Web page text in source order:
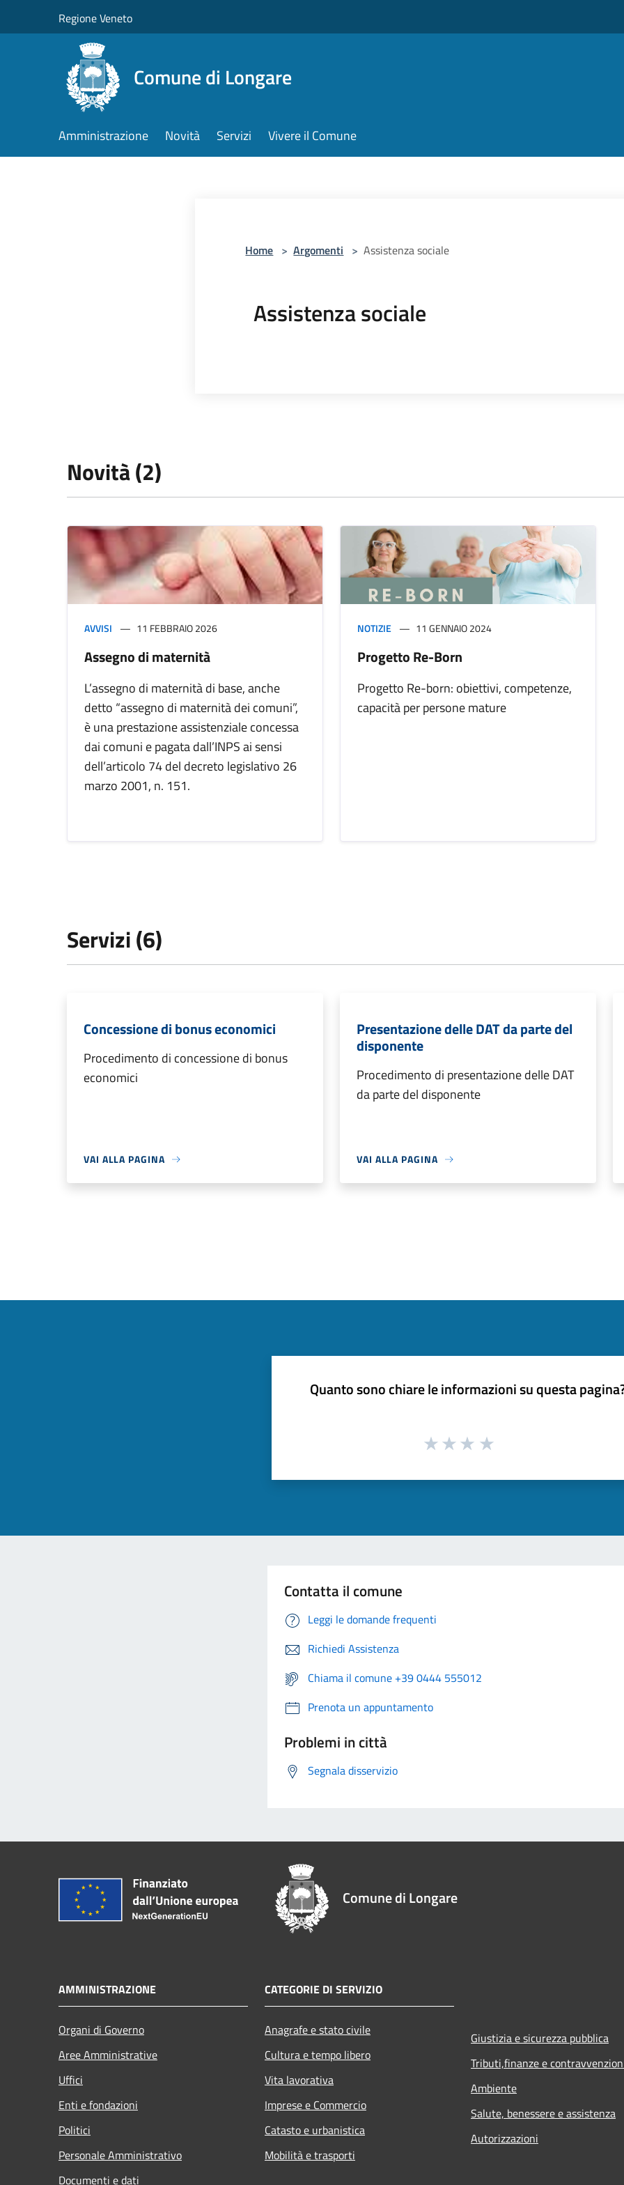
Regione Veneto
Comune di Longare
Amministrazione Novità Servizi Vivere il Comune
Home > Argomenti > Assistenza sociale
Assistenza sociale
Novità (2)
AVVISI 11 FEBBRAIO 2026
Assegno di maternità
L’assegno di maternità di base, anche
detto “assegno di maternità dei comuni”,
è una prestazione assistenziale concessa
dai comuni e pagata dall’INPS ai sensi
dell’articolo 74 del decreto legislativo 26
marzo 2001, n. 151.
NOTIZIE 11 GENNAIO 2024
Progetto Re-Born
Progetto Re-born: obiettivi, competenze,
capacità per persone mature
Servizi (6)
Concessione di bonus economici
Procedimento di concessione di bonus
economici
VAI ALLA PAGINA
Presentazione delle DAT da parte del
disponente
Procedimento di presentazione delle DAT
da parte del disponente
VAI ALLA PAGINA
Quanto sono chiare le informazioni su questa
Contatta il comune
Leggi le domande frequenti
Richiedi Assistenza
Chiama il comune +39 0444 555012
Prenota un appuntamento
Problemi in città
Segnala disservizio
Comune di Longare
AMMINISTRAZIONE
Organi di Governo
Aree Amministrative
Uffici
Enti e fondazioni
Politici
Personale Amministrativo
Documenti e dati
CATEGORIE DI SERVIZIO
Anagrafe e stato civile
Cultura e tempo libero
Vita lavorativa
Imprese e Commercio
Catasto e urbanistica
Mobilità e trasporti
Giustizia e sicurezza pubblica
Tributi,finanze e
Ambiente
Salute, benessere e assistenza
Autorizzazioni